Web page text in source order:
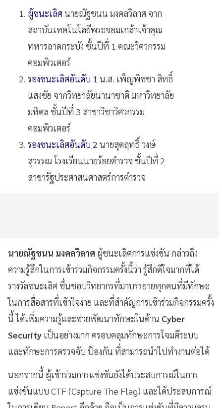
ผู้ชนะเลิศ นายณัฐชนน มงคลวิลาศ จาก
สถาบันเทคโนโลยีพระจอมเกล้าเจ้าคุณ
ทหารลาดกระบัง ชั้นปีที่ 1 คณะวิศวกรรม
คอมพิวเตอร์
รองชนะเลิศอันดับ 1 น.ส. เพ็ญพิชชา สิทธิ์
แสงชัย จากวิทยาลัยนานาชาติ มหาวิทยาลัย
มหิดล ชั้นปีที่ 3 สาขาวิชาวิศวกรรม
คอมพิวเตอร์
รองชนะเลิศอันดับ 2 นายสุดฤทธิ์ วงษ์
สุวรรณ โรงเรียนนายร้อยตำรวจ ชั้นปีที่ 2
สาขารัฐประศาสนศาสตร์การตำรวจ
นายณัฐชนน มงคลวิลาศ ผู้ชนะเลิศการแข่งขัน กล่าวถึง
ความรู้สึกในการเข้าร่วมกิจกรรมครั้งนี้ว่า รู้สึกดีใจมากที่ได้
รางวัลชนะเลิศ ชื่นชอบวิทยากรที่มาบรรยายทุกคนที่มีทักษะ
ในการสื่อสารที่เข้าใจง่าย และที่สำคัญการเข้าร่วมกิจกรรมครั้ง
นี้ ได้เพิ่มความรู้และช่วยพัฒนาทักษะในด้าน Cyber
Security เป็นอย่างมาก ครอบคลุมทักษะการโจมตีระบบ
และทักษะการตรวจจับ ป้องกัน ที่สามารถนำไปทำงานต่อได้
นอกจากนี้ ผู้เข้าร่วมการแข่งขันยังได้ประสบการณ์ในการ
แข่งขันแบบ CTF (Capture The Flag) และได้ประสบการณ์